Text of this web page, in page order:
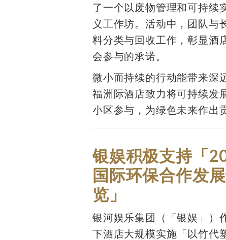
了一个以废物管理和可持续
义工作坊。活动中，团队与
料分类与回收工作，彰显酒
会参与的承诺。
微小而持续的行动能带来深
福洲际酒店致力将可持续发
小区参与，为绿色未来作出
银娱积极支持「
国际环保合作发
览」
银河娱乐集团（「银娱」）
下酒店大规模实施「以竹代